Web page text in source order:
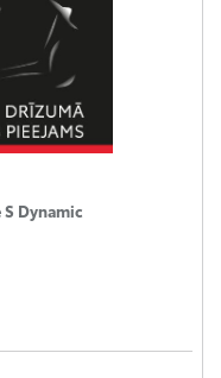
Dynamic